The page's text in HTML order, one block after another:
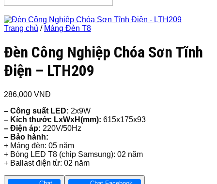
Trang chủ / Máng Đèn T8
Đèn Công Nghiệp Chóa Sơn Tĩnh
Điện – LTH209
286,000 VNĐ
– Công suất LED: 2x9W
– Kích thước LxWxH(mm): 615x175x93
– Điện áp: 220V/50Hz
– Bảo hành:
+ Máng đèn: 05 năm
+ Bóng LED T8 (chip Samsung): 02 năm
+ Ballast điện từ: 02 năm